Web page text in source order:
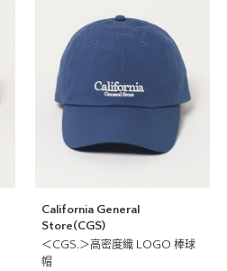
California General
Store(CGS)
＜CGS.＞高密度織 LOGO 棒球
帽